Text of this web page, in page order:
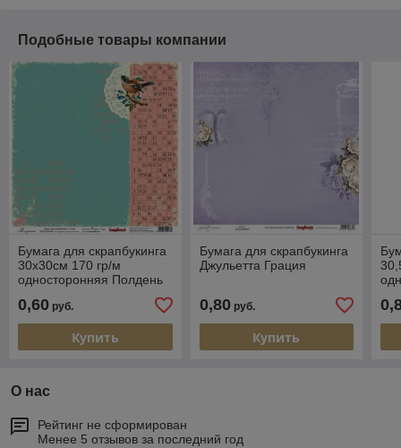
Подобные товары компании
Бумага для скрапбукинга
30х30см 170 гр/м
односторонняя Полдень
0,60 руб.
Купить
Бумага для скрапбукинга
Джульетта Грация
0,80руб.
Купить
О нас
Рейтинг не сформирован
Менее 5 отзывов за последний год